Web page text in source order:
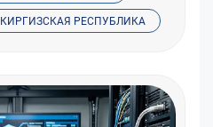
КИРГИЗСКАЯ РЕСПУБЛИКА